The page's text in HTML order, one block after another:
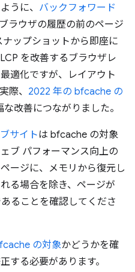
うに、 バックフォワード
ラウザの履歴の前のページ
ップショットから即座に
を改善するブラウザレ
適化ですが、レイアウト
際、 2022 年の bfcache の
改善につながりました。
サイトは bfcache の対象
ブ パフォーマンス向上の
ージに、メモリから復元し
る場合を除き、ページが
ることを確認してくださ
の対象かどうかを確
する必要があります。